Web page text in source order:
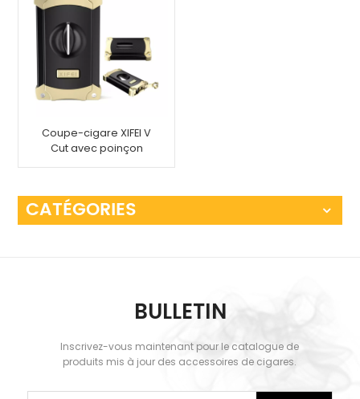
Coupe-cigare XIFEI V
Cut avec poinçon
cigare
CATÉGORIES
BULLETIN
Inscrivez-vous maintenant pour le catalogue de
produits mis à jour des accessoires de cigares.